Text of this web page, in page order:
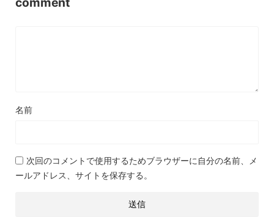
名前
次回のコメントで使用するためブラウザーに自分の名前、メ
ールアドレス、サイトを保存する。